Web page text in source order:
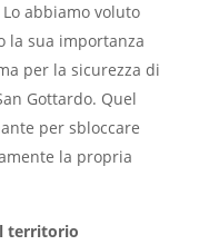
abbiamo voluto
la sua importanza
per la sicurezza di
Gottardo. Quel
per sbloccare
la propria
territorio